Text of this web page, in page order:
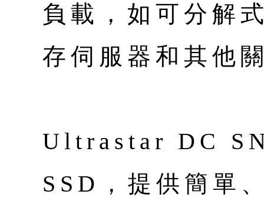
負載，如可分解
存伺服器和其他
Ultrastar DC
SSD，提供簡單